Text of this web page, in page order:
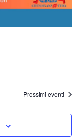
Prossimi eventi